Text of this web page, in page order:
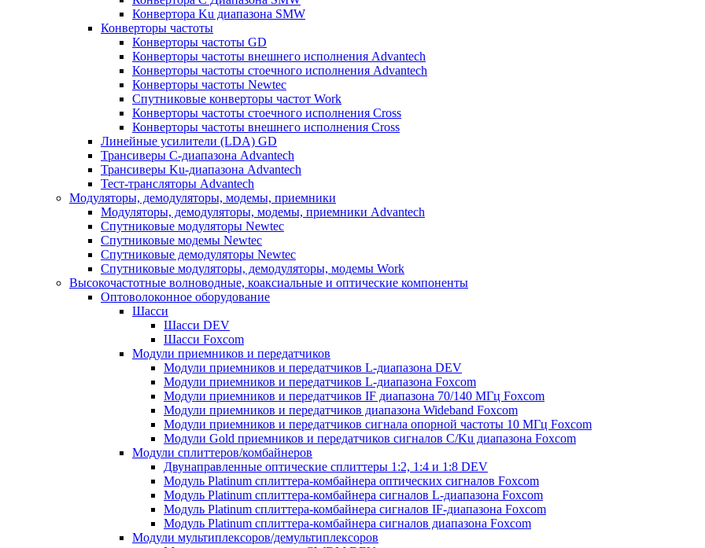
Конвертора Ku диапазона SMW
Конверторы частоты
Конверторы частоты GD
Конверторы частоты внешнего исполнения Advantech
Конверторы частоты стоечного исполнения Advantech
Конверторы частоты Newtec
Спутниковые конверторы частот Work
Конверторы частоты стоечного исполнения Cross
Конверторы частоты внешнего исполнения Cross
Линейные усилители (LDA) GD
Трансиверы С-диапазона Advantech
Трансиверы Ku-диапазона Advantech
Тест-трансляторы Advantech
Модуляторы, демодуляторы, модемы, приемники
Модуляторы, демодуляторы, модемы, приемники Advantech
Спутниковые модуляторы Newtec
Спутниковые модемы Newtec
Спутниковые демодуляторы Newtec
Спутниковые модуляторы, демодуляторы, модемы Work
Высокочастотные волноводные, коаксиальные и оптические компоненты
Оптоволоконное оборудование
Шасси
Шасси DEV
Шасси Foxcom
Модули приемников и передатчиков
Модули приемников и передатчиков L-диапазона DEV
Модули приемников и передатчиков L-диапазона Foxcom
Модули приемников и передатчиков IF диапазона 70/140 МГц Foxcom
Модули приемников и передатчиков диапазона Wideband Foxcom
Модули приемников и передатчиков сигнала опорной частоты 10 МГц Foxcom
Модули Gold приемников и передатчиков сигналов C/Ku диапазона Foxcom
Модули сплиттеров/комбайнеров
Двунаправленные оптические сплиттеры 1:2, 1:4 и 1:8 DEV
Модуль Platinum cплиттера-комбайнера оптических сигналов Foxcom
Модуль Platinum сплиттера-комбайнера сигналов L-диапазона Foxcom
Модуль Platinum сплиттера-комбайнера сигналов IF-диапазона Foxcom
Модуль Platinum сплиттера-комбайнера сигналов диапазона Foxcom
Модули мультиплексоров/демультиплексоров